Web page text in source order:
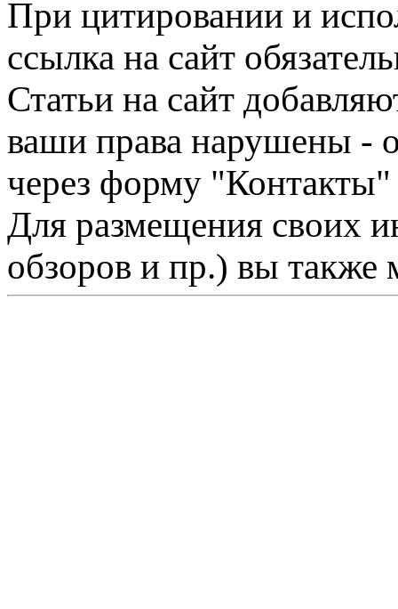
При цитировании и
ссылка на сайт
Статьи на сайт
ваши права нарушены -
через форму "Контакты"
Для размещения своих
обзоров и пр.) вы также